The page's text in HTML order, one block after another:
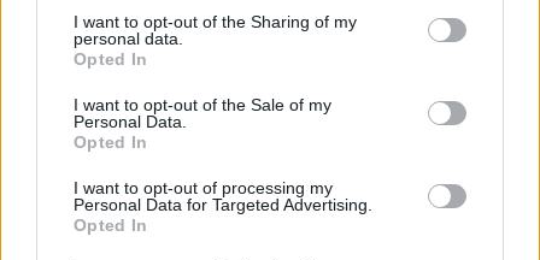
not limited to your visit or usage behaviour. You may click to
grant or deny consent to Google and its third-party tags to
use your data for below specified purposes in below Google
consent section.
I want to opt-out of the Sharing of my
personal data.
Opted In
I want to opt-out of the Sale of my
Personal Data.
Opted In
I want to opt-out of processing my
Personal Data for Targeted Advertising.
Opted In